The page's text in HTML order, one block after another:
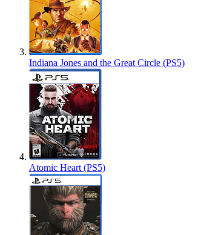
Indiana Jones and the Great Circle (PS5)
Atomic Heart (PS5)